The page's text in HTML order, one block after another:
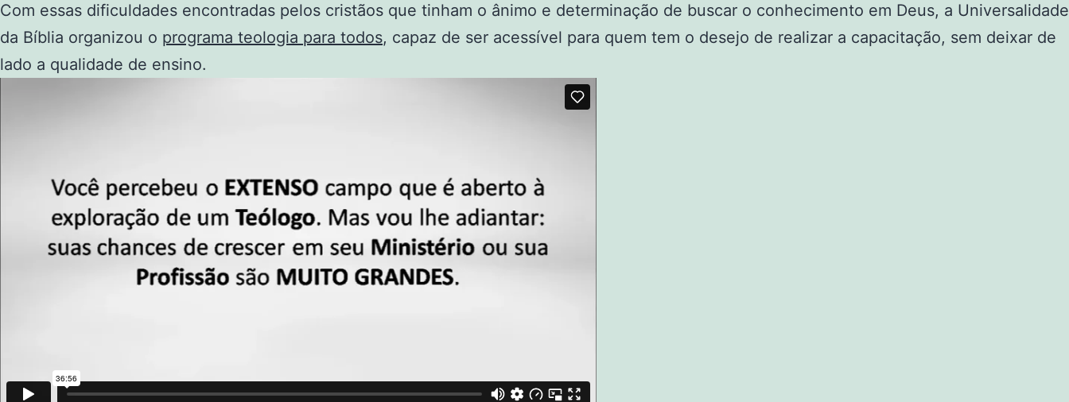
Com essas dificuldades encontradas pelos cristãos que tinham o ânimo e determinação de buscar o conhecimento em Deus, a Universalidade
da Bíblia organizou o programa teologia para todos, capaz de ser acessível para quem tem o desejo de realizar a capacitação, sem deixar de
lado a qualidade de ensino.